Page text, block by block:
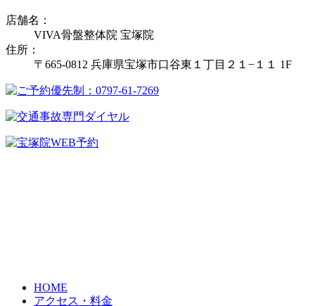
店舗名：
VIVA骨盤整体院 宝塚院
住所：
〒665-0812 兵庫県宝塚市口谷東１丁目２１−１１ 1F
HOME
アクセス・料金